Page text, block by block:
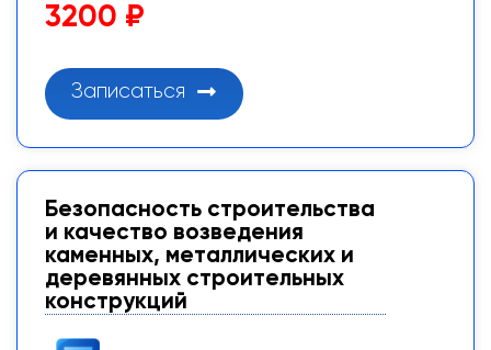
3200 ₽
Записаться
Безопасность строительства
и качество возведения
каменных, металлических и
деревянных строительных
конструкций